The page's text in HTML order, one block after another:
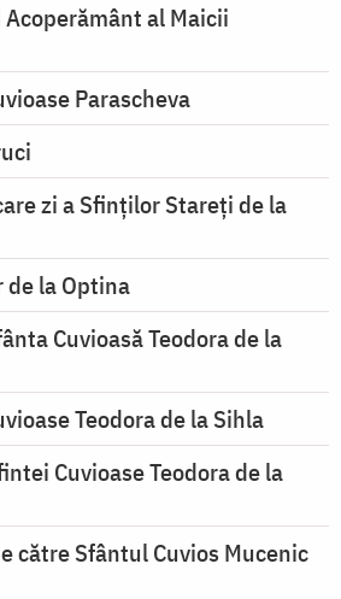
al Maicii
Parascheva
zi a Sfinților Stareți de la
la Optina
Cuvioasă Teodora de la
Teodora de la Sihla
Cuvioase Teodora de la
către Sfântul Cuvios Mucenic